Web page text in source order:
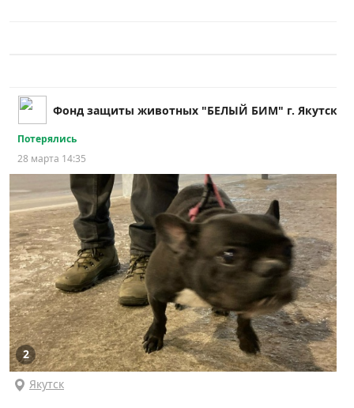
Фонд защиты животных "БЕЛЫЙ БИМ" г. Якутск
Потерялись
28 марта 14:35
2
Якутск